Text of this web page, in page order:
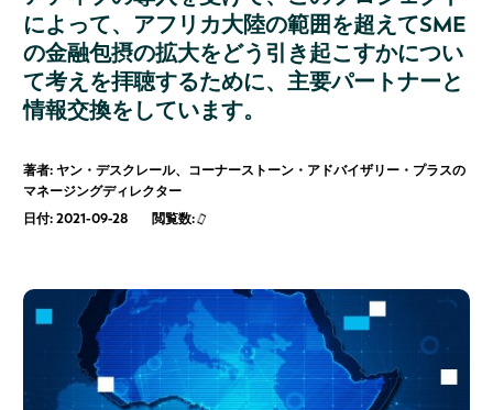
によって、アフリカ大陸の範囲を超えてSME
の金融包摂の拡大をどう引き起こすかについ
て考えを拝聴するために、主要パートナーと
情報交換をしています。
著者: ヤン・デスクレール、コーナーストーン・アドバイザリー・プラスの
マネージングディレクター
日付: 2021-09-28
閲覧数: